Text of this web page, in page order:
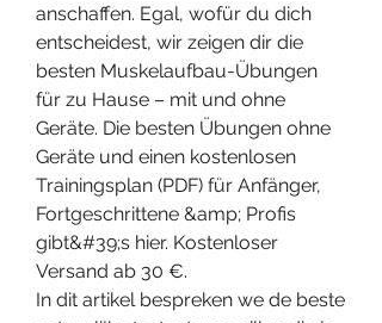
anschaffen. Egal, wofür du dich
entscheidest, wir zeigen dir die
besten Muskelaufbau-Übungen
für zu Hause – mit und ohne
Geräte. Die besten Übungen ohne
Geräte und einen kostenlosen
Trainingsplan (PDF) für Anfänger,
Fortgeschrittene &amp; Profis
gibt&#39;s hier. Kostenloser
Versand ab 30 €.
In dit artikel bespreken we de beste